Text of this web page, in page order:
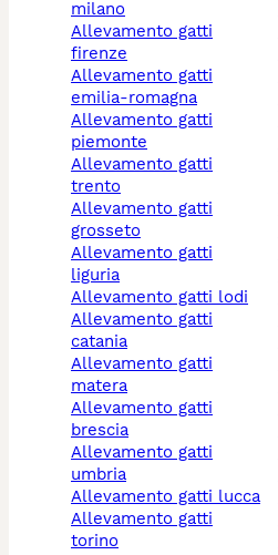
milano
allevamento gatti
firenze
allevamento gatti
emilia-romagna
allevamento gatti
piemonte
allevamento gatti
trento
allevamento gatti
grosseto
allevamento gatti
liguria
allevamento gatti lodi
allevamento gatti
catania
allevamento gatti
matera
allevamento gatti
brescia
allevamento gatti
umbria
allevamento gatti lucca
allevamento gatti
torino